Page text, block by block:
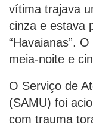
vítima trajava
cinza e estava
“Havaianas”.
meia-noite e
O Serviço de
(SAMU) foi
com trauma